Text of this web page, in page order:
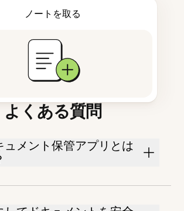
ノートを取る
よくある質問
ュメント保管アプリとは